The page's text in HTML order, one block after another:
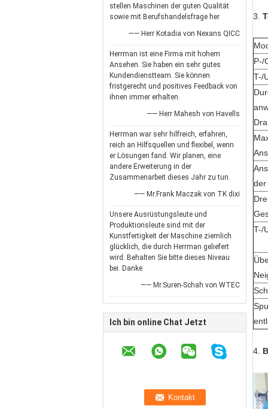
stellen Maschinen der guten Qualität
sowie mit Berufshandelsfrage her
—— Herr Kotadia von Nexans QICC
Herrman ist eine Firma mit hohem
Ansehen. Sie haben ein sehr gutes
Kundendienstteam. Sie können
fristgerecht und positives Feedback von
ihnen immer erhalten.
—— Herr Mahesh von Havells
Herrman war sehr hilfreich, erfahren,
reich an Hilfsquellen und flexibel, wenn
er Lösungen fand. Wir planen, eine
andere Erweiterung in der
Zusammenarbeit dieses Jahr zu tun.
—— Mr.Frank Maczak von TK dixi
Unsere Ausrüstungsleute und
Produktionsleute sind mit der
Kunstfertigkeit der Maschine ziemlich
glücklich, die durch Herrman geliefert
wird. Behalten Sie bitte dieses Niveau
bei. Danke
—— Mr.Suren-Schah von WTEC
Ich bin online Chat Jetzt
3.
P-/
T-/
der
T-/
4.